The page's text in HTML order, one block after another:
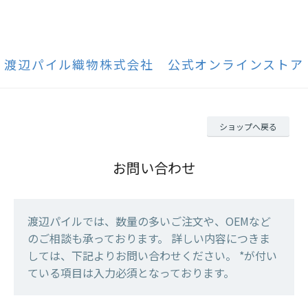
渡辺パイル織物株式会社 公式オンラインストア
ショップへ戻る
お問い合わせ
渡辺パイルでは、数量の多いご注文や、OEMなど
のご相談も承っております。 詳しい内容につきま
しては、下記よりお問い合わせください。 *が付い
ている項目は入力必須となっております。